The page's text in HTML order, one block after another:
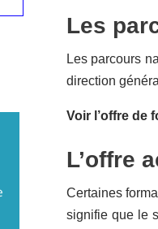
Les
Les parcours
direction
Voir l’offre de
L’offre
Certaines
signifie que le